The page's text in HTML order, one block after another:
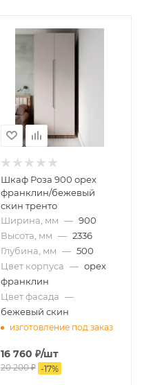
Шкаф Роза 900 орех
франклин/бежевый
скин тренто
Ширина, мм — 900
Высота, мм — 2336
Глубина, мм — 500
Цвет корпуса — орех
франклин
Цвет фасада —
бежевый скин
изготовление под заказ
16 760 ₽/шт
20 200₽ -17%